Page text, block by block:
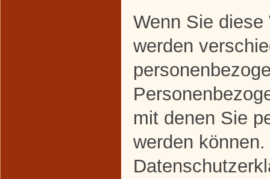
Wenn Sie
werden
mit denen Sie
werden